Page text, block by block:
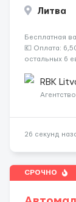
Литва
Бесплатная
💶 Оплата:
остальных 6
работать
RBK
Агентство
26 секунд
СРОЧНО